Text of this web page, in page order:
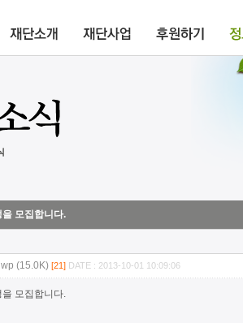
모집합니다.
(15.0K) [21] DATE : 2013-10-01 10:09:06
모집합니다.